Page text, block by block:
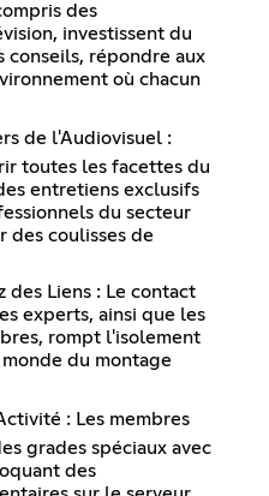
des
investissent du
conseils, répondre aux
où chacun
de l'Audiovisuel :
toutes les facettes du
entretiens exclusifs
du secteur
des coulisses de
des Liens : Le contact
experts, ainsi que les
rompt l'isolement
du montage
: Les membres
grades spéciaux avec
des